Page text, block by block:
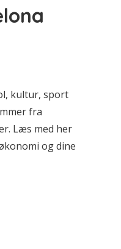
kultur, sport
fra
Læs med her
og dine